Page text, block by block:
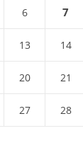
6 7
13 14
20 21
27 28